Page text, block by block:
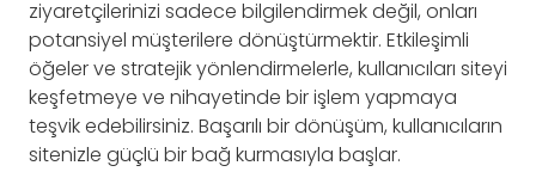
ziyaretçilerinizi sadece bilgilendirmek değil, onları
potansiyel müşterilere dönüştürmektir. Etkileşimli
öğeler ve stratejik yönlendirmelerle, kullanıcıları siteyi
keşfetmeye ve nihayetinde bir işlem yapmaya
teşvik edebilirsiniz. Başarılı bir dönüşüm, kullanıcıların
sitenizle güçlü bir bağ kurmasıyla başlar.